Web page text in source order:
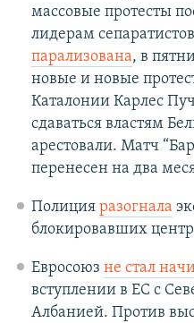
массовые протесты
лидерам
парализована, в
новые и новые
Каталонии Карлес
сдаваться властям
арестовали. Матч
перенесен на два
Полиция разогнала
блокировавших
Евросоюз не стал
вступлении в ЕС с
Албанией. Против